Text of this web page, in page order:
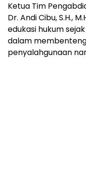
Ketua Tim
Dr. Andi Cibu, S.H.,
edukasi hukum
dalam
penyalahgunaan